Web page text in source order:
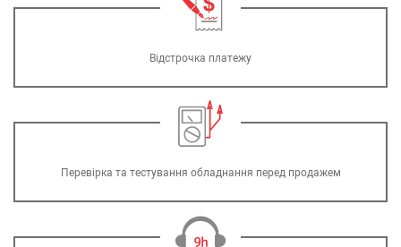
Відстрочка платежу
Перевірка та тестування обладнання перед продажем